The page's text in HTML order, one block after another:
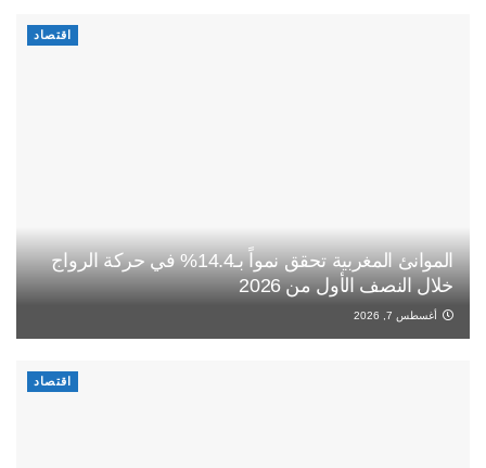
اقتصاد
الموانئ المغربية تحقق نمواً بـ14.4% في حركة الرواج
خلال النصف الأول من 2026
أغسطس 7, 2026
اقتصاد